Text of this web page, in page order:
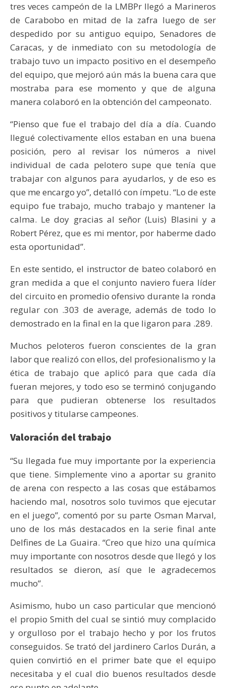
tres veces campeón de la LMBPr llegó a Marineros
de Carabobo en mitad de la zafra luego de ser
despedido por su antiguo equipo, Senadores de
Caracas, y de inmediato con su metodología de
trabajo tuvo un impacto positivo en el desempeño
del equipo, que mejoró aún más la buena cara que
mostraba para ese momento y que de alguna
manera colaboró en la obtención del campeonato.
“Pienso que fue el trabajo del día a día. Cuando
llegué colectivamente ellos estaban en una buena
posición, pero al revisar los números a nivel
individual de cada pelotero supe que tenía que
trabajar con algunos para ayudarlos, y de eso es
que me encargo yo”, detalló con ímpetu. “Lo de este
equipo fue trabajo, mucho trabajo y mantener la
calma. Le doy gracias al señor (Luis) Blasini y a
Robert Pérez, que es mi mentor, por haberme dado
esta oportunidad”.
En este sentido, el instructor de bateo colaboró en
gran medida a que el conjunto naviero fuera líder
del circuito en promedio ofensivo durante la ronda
regular con .303 de average, además de todo lo
demostrado en la final en la que ligaron para .289.
Muchos peloteros fueron conscientes de la gran
labor que realizó con ellos, del profesionalismo y la
ética de trabajo que aplicó para que cada día
fueran mejores, y todo eso se terminó conjugando
para que pudieran obtenerse los resultados
positivos y titularse campeones.
Valoración del trabajo
“Su llegada fue muy importante por la experiencia
que tiene. Simplemente vino a aportar su granito
de arena con respecto a las cosas que estábamos
haciendo mal, nosotros solo tuvimos que ejecutar
en el juego”, comentó por su parte Osman Marval,
uno de los más destacados en la serie final ante
Delfines de La Guaira. “Creo que hizo una química
muy importante con nosotros desde que llegó y los
resultados se dieron, así que le agradecemos
mucho”.
Asimismo, hubo un caso particular que mencionó
el propio Smith del cual se sintió muy complacido
y orgulloso por el trabajo hecho y por los frutos
conseguidos. Se trató del jardinero Carlos Durán, a
quien convirtió en el primer bate que el equipo
necesitaba y el cual dio buenos resultados desde